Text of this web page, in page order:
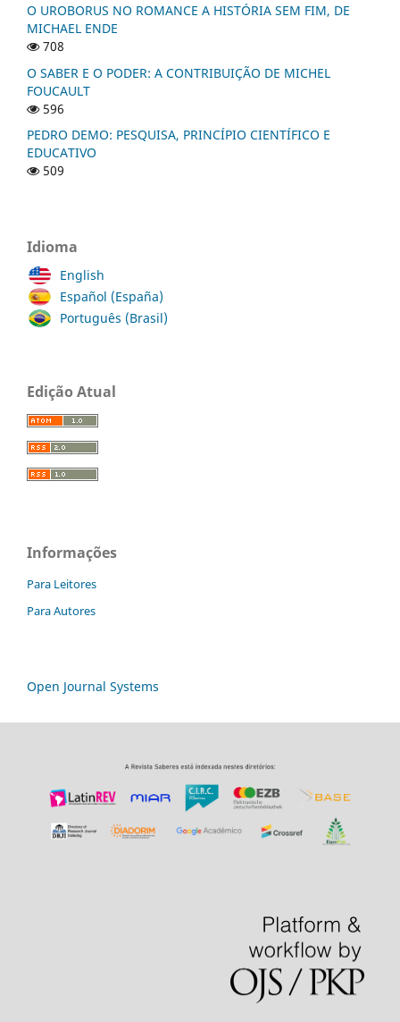
O UROBORUS NO ROMANCE A HISTÓRIA SEM FIM, DE
MICHAEL ENDE
708
O SABER E O PODER: A CONTRIBUIÇÃO DE MICHEL
FOUCAULT
596
PEDRO DEMO: PESQUISA, PRINCÍPIO CIENTÍFICO E
EDUCATIVO
509
Idioma
English
Español (España)
Português (Brasil)
Edição Atual
Informações
Para Leitores
Para Autores
Open Journal Systems